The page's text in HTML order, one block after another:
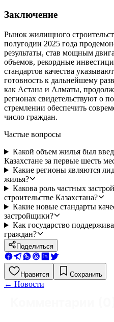
Заключение
Рынок жилищного
полугодии 2025 года
результаты, став мощным
объемов, рекордные
стандартов качества
готовность к дальнейшему
как Астана и Алматы,
регионах свидетельствуют о
стремлении обеспечить
число граждан.
Частые вопросы
Какой объем жилья был
Казахстане за первые шесть
Какие регионы являются
жилья?
Какова роль частных
строительстве Казахстана?
Какие новые стандарты
застройщики?
Как государство
граждан?
Поделиться
Нравится Сохранить
← Новости